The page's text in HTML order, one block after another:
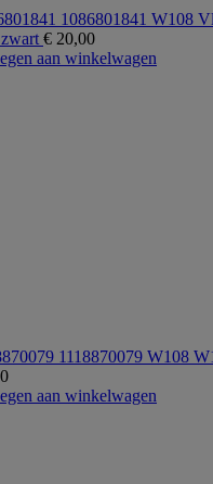
1086801841 W108
€ 20,00
aan winkelwagen
1118870079 W108
aan winkelwagen